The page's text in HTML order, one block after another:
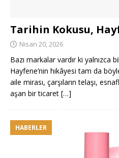
Tarihin Kokusu,
Nisan 20, 2026
Bazı markalar vardır ki yalnızca
Hayfene’nin hikâyesi tam da
aile mirası, çarşıların telaşı,
aşan bir ticaret […]
HABERLER